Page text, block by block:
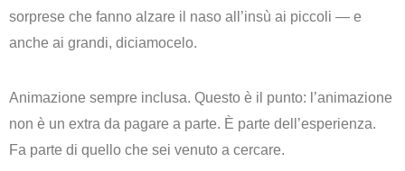
sorprese che fanno alzare il naso all’insù ai piccoli — e
anche ai grandi, diciamocelo.
Animazione sempre inclusa. Questo è il punto: l’animazione
non è un extra da pagare a parte. È parte dell’esperienza.
Fa parte di quello che sei venuto a cercare.